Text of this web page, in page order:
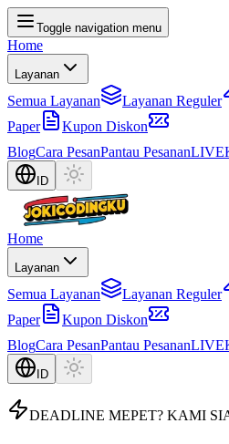
Toggle navigation menu
Home
Layanan
Semua Layanan Layanan Reguler
Paper
Kupon Diskon
BlogCara PesanPantau PesananLIVE
ID
Home
Layanan
Semua Layanan Layanan Reguler
Paper
Kupon Diskon
BlogCara PesanPantau PesananLIVE
ID
DEADLINE MEPET? KAMI